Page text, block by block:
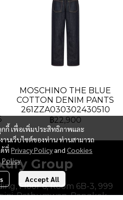
MOSCHINO THE BLUE
COTTON DENIM PANTS
261ZZA030302430510
฿22,900
กกี้ เพื่อเพิ่มประสิทธิภาพและ
นเว็บไซต์ของท่าน ท่านสามารถ
ที่ Privacy Policy and Cookies
Policy
Accept All
Group
Floor 6, Room 6B-3, 999
Pathumwan, Bangkok